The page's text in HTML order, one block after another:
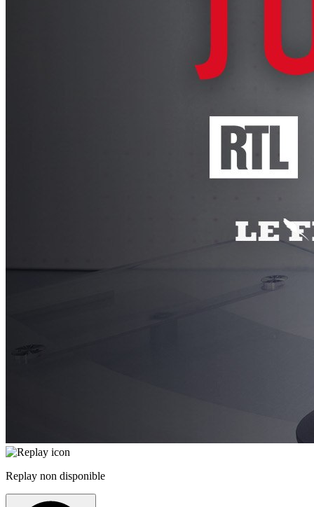
Replay non disponible